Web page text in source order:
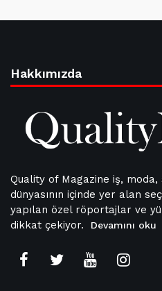
Hakkımızda
Quality of Magazine iş,
dünyasının içinde yer alan
yapılan özel röportajlar ve
dikkat çekiyor.
Devamını oku